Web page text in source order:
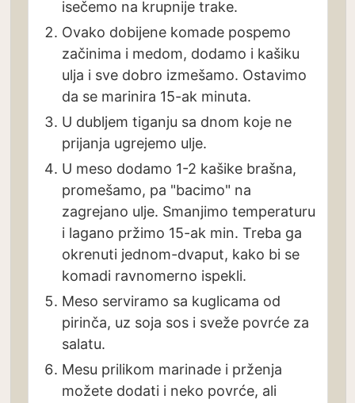
isečemo na krupnije trake.
Ovako dobijene komade pospemo
začinima i medom, dodamo i kašiku
ulja i sve dobro izmešamo. Ostavimo
da se marinira 15-ak minuta.
U dubljem tiganju sa dnom koje ne
prijanja ugrejemo ulje.
U meso dodamo 1-2 kašike brašna,
promešamo, pa "bacimo" na
zagrejano ulje. Smanjimo temperaturu
i lagano pržimo 15-ak min. Treba ga
okrenuti jednom-dvaput, kako bi se
komadi ravnomerno ispekli.
Meso serviramo sa kuglicama od
pirinča, uz soja sos i sveže povrće za
salatu.
Mesu prilikom marinade i prženja
možete dodati i neko povrće, ali